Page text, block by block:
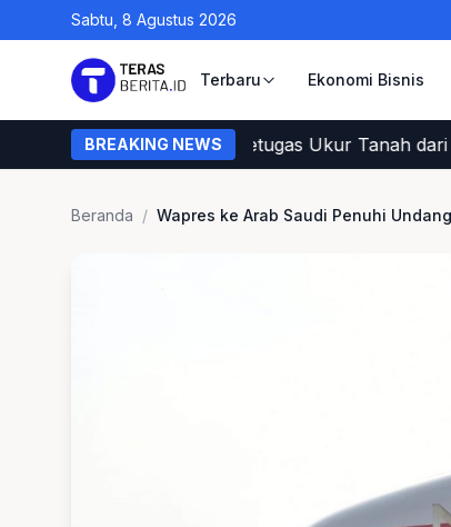
Sabtu, 8 Agustus 2026
Terbaru Ekonomi Bisnis
BREAKING NEWS
Warga Memastikan Petugas Ukur Tanah dari BPN
Beranda / Wapres ke Arab Saudi Penuhi